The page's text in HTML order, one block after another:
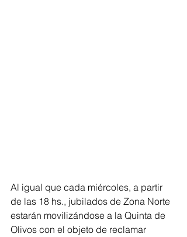
Al igual que cada miércoles, a partir
de las 18 hs., jubilados de Zona Norte
estarán movilizándose a la Quinta de
Olivos con el objeto de reclamar